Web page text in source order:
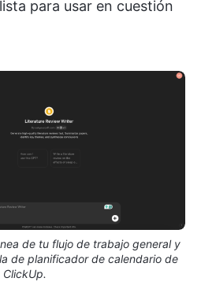
para usar en cuestión
de tu flujo de trabajo general y
de planificador de calendario de
ClickUp.